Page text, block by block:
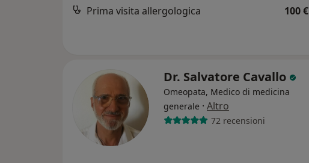
Prima visita allergologica 100 €
Dr. Salvatore Cavallo
Omeopata, Medico di medicina
generale · Altro
72 recensioni